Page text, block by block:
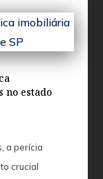
estado
a perícia
crucial